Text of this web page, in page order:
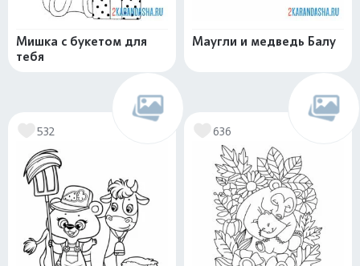
Мишка с букетом для
тебя
Маугли и медведь Балу
532 636